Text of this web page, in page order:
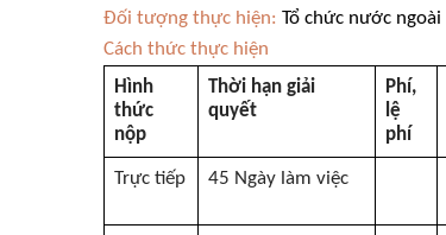
Đối tượng thực hiện: Tổ chức nước ngoài
Cách thức thực hiện
Hình
thức
nộp
Thời hạn giải
quyết
Phí,
lệ
phí
Trực tiếp 45 Ngày làm việc